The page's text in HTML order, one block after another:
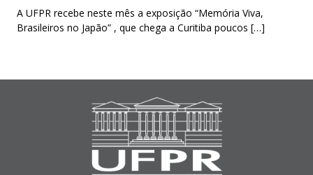
A UFPR recebe neste mês a exposição “Memória Viva,
Brasileiros no Japão” , que chega a Curitiba poucos […]